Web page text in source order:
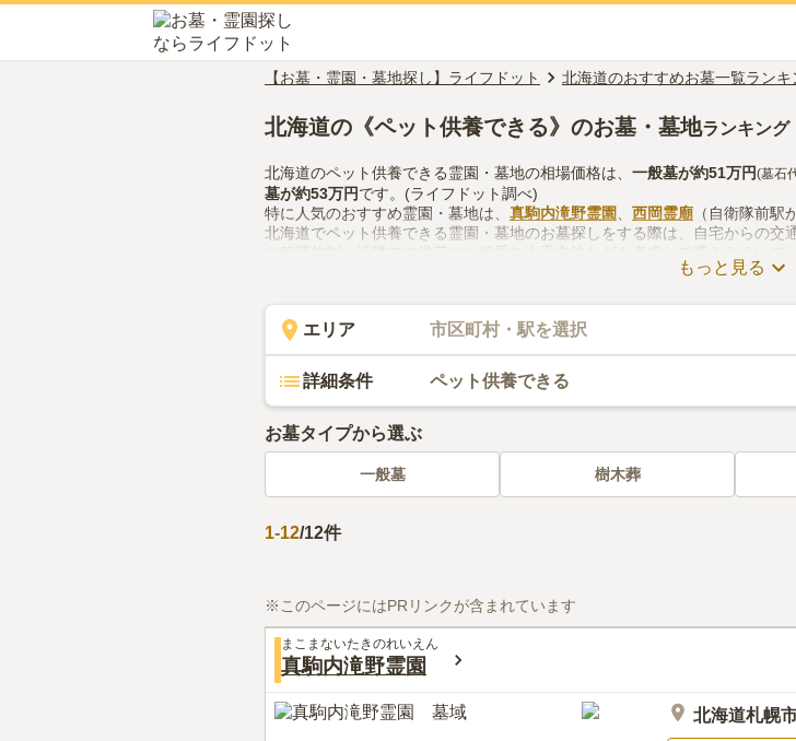
【お墓・霊園・墓地探し】ライフドット 北海道のおすすめお墓一覧ランキ
北海道の《ペット供養できる》のお墓・墓地ランキング
北海道のペット供養できる霊園・墓地の相場価格は、 一般墓が約51万円(墓石
墓が約53万円です。(ライフドット調べ)
特に人気のおすすめ霊園・墓地は、 真駒内滝野霊園 西岡霊廟 （自衛隊前駅
北海道でペット供養できる霊園・墓地のお墓探しをする際は、自宅からの
や管理体制、近隣での供花やお線香の入手方法などを考慮して選ぶとよい
もっと見る
エリア 市区町村・駅を選択
詳細条件 ペット供養できる
お墓タイプから選ぶ
一般墓 樹木葬
1-12/12件
※このページにはPRリンクが含まれています
まこまないたきのれいえん
真駒内滝野霊園
北海道札幌